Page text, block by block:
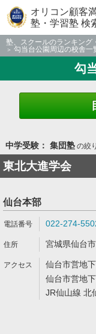
オリコン顧客
塾・学習塾 検
塾、スクールのランキング
勾当台公園周辺の校舎一
勾
中学受験： 集団塾の絞
東北大進学会
仙台本部
022-274-
宮城県仙台
仙台市営地
仙台市営地
JR仙山線 北